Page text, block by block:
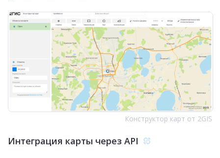
Конструктор карт от 2GIS
Интеграция карты через API